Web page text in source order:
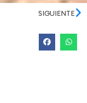
SIGUIENTE